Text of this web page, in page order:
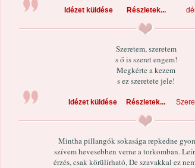
Idézet küldése Részletek...
Szeretem, szeretem
s ő is szeret engem!
Megkérte a kezem
s ez szeretete jele!
Idézet küldése Részletek...
Mintha pillangók sokasága repkedne
szívem hevesebben verne a torkomban.
érzés, csak körülírható, De szavakkal ez